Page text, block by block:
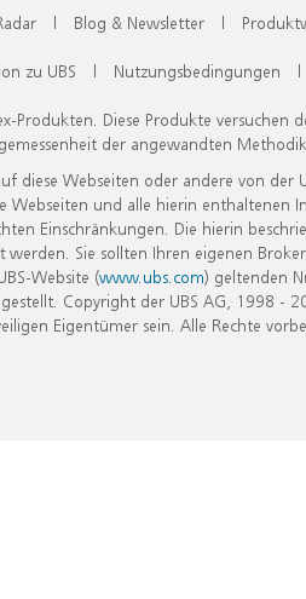
| Blog & Newsletter |
zu UBS | Nutzungsbedingungen |
Diese Produkte versuchen
der angewandten
Webseiten oder andere von der
und alle hierin enthaltenen
Einschränkungen. Die hierin
Sie sollten Ihren eigenen
Website (www.ubs.com) geltenden
Copyright der UBS AG, 1998 -
Eigentümer sein. Alle Rechte